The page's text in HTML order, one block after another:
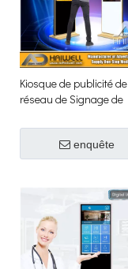
Kiosque de publicité de
réseau de Signage de
d'affichage à cristaux
liquides de contact
d'Android
enquête